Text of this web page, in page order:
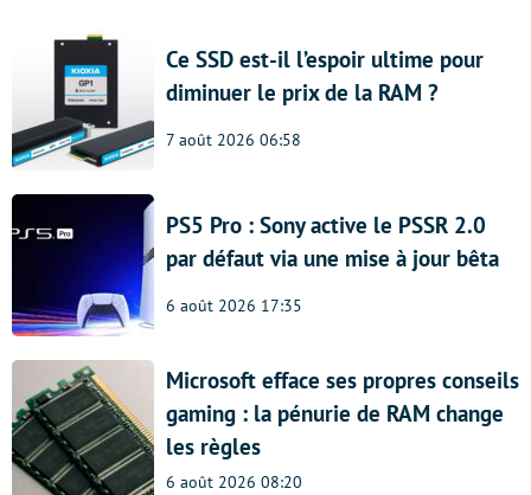
Ce SSD est-il l’espoir ultime pour
diminuer le prix de la RAM ?
7 août 2026 06:58
PS5 Pro : Sony active le PSSR 2.0
par défaut via une mise à jour bêta
6 août 2026 17:35
Microsoft efface ses propres conseils
gaming : la pénurie de RAM change
les règles
6 août 2026 08:20